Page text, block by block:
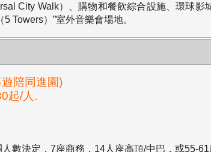
City Walk）、購物和餐飲綜合設施、環球影
Towers）”室外音樂會場地。
陪同進園)
起/人.
數決定，7座商務，14人座高頂/中巴，或55-61